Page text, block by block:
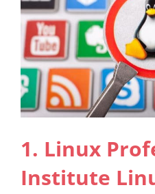
1. Linux
Institute